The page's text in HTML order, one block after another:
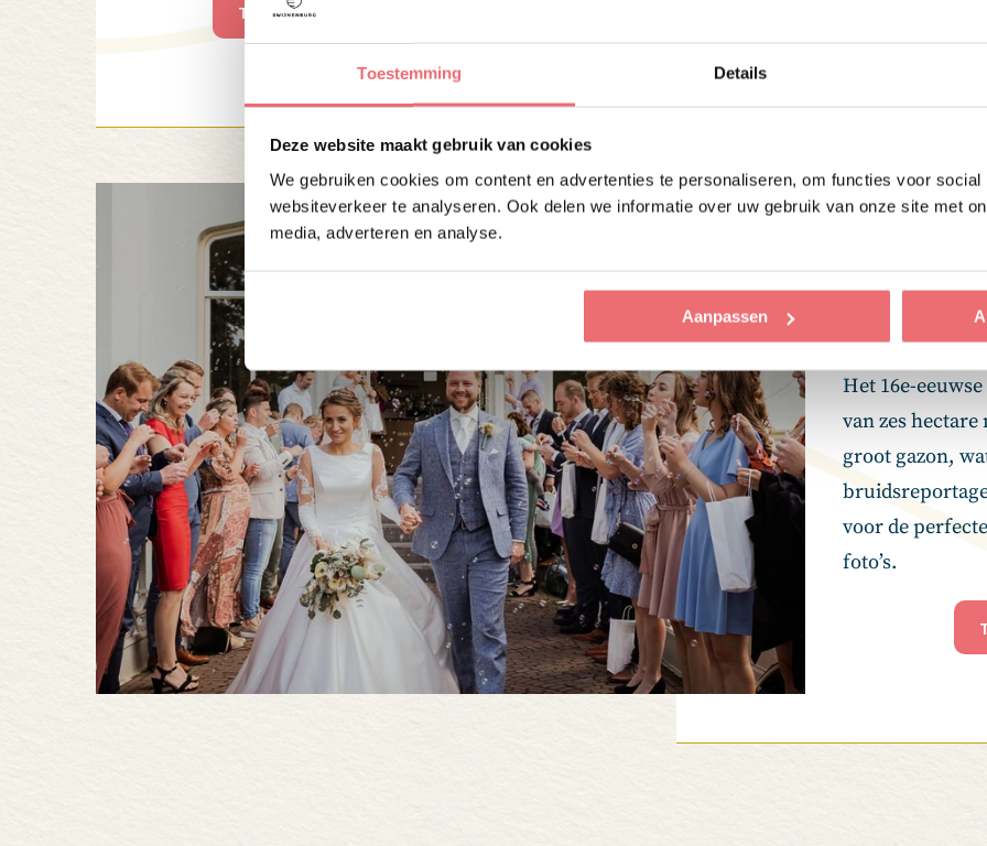
Toestemming Details
Deze website maakt gebruik van cookies
We gebruiken cookies om content en advertenties te personaliseren, om functies voor
websiteverkeer te analyseren. Ook delen we informatie over uw gebruik van onze site met
media, adverteren en analyse.
Aanpassen
Trouwen op Buitenplaats Sparrendaal
Het 16e-
van zes
groot gazon,
voor de
foto’s.